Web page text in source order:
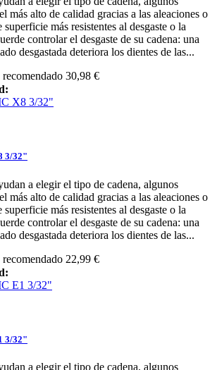
más alto de calidad gracias a las aleaciones o
superficie más resistentes al desgaste o la
controlar el desgaste de su cadena: una
desgastada deteriora los dientes de las...
recomendado 30,98 €
3/32"
a elegir el tipo de cadena, algunos
más alto de calidad gracias a las aleaciones o
superficie más resistentes al desgaste o la
controlar el desgaste de su cadena: una
desgastada deteriora los dientes de las...
recomendado 22,99 €
3/32"
a elegir el tipo de cadena, algunos